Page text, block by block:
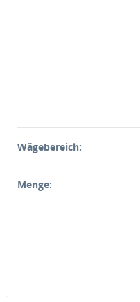
Wägebereich:
Menge: